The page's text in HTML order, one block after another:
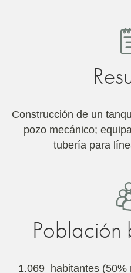
Construcción de un
pozo mecánico;
tubería para
Población
1.069 habitantes (50%